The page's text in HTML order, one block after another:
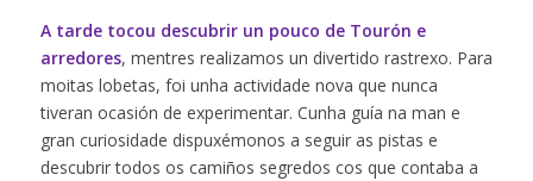
A tarde tocou descubrir un pouco de Tourón e
arredores, mentres realizamos un divertido rastrexo. Para
moitas lobetas, foi unha actividade nova que nunca
tiveran ocasión de experimentar. Cunha guía na man e
gran curiosidade dispuxémonos a seguir as pistas e
descubrir todos os camiños segredos cos que contaba a